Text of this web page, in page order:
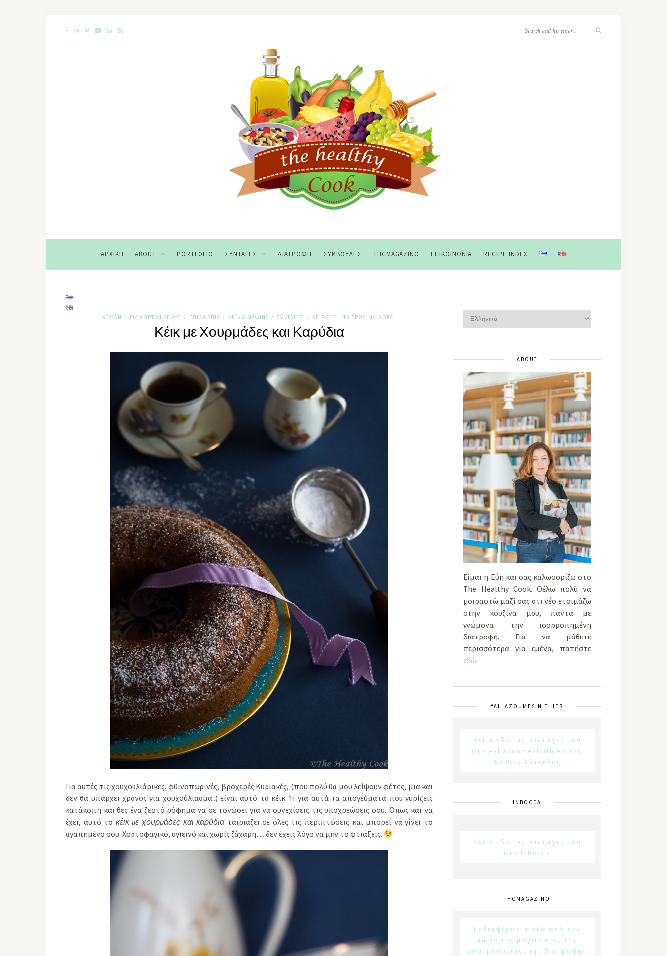
ΑΡΧΙΚΉ ABOUT PORTFOLIO ΣΥΝΤΑΓΈΣ ΔΙΑΤΡΟΦΉ ΣΥΜΒΟΥΛΈΣ THCMAGAZINO ΕΠΙΚΟΙΝΩΝΊΑ RECIPE INDEX
VEGAN / ΓΙΑ ΧΟΡΤΟΦΆΓΟΥΣ / ΕΠΙΔΌΡΠΙΑ / ΚΈΙΚ & ΜΆΦΙΝΣ / ΣΥΝΤΑΓΈΣ / ΧΕΙΡΟΠΟΊΗΤΑ ΒΡΏΣΙΜΑ ΔΏΡΑ
Κέικ με Χουρμάδες και Καρύδια
Για αυτές τις χουχουλιάρικες, φθινοπωρινές, βροχερές Κυριακές, (που πολύ θα μου λείψουν φέτος, μια και
δεν θα υπάρχει χρόνος για χουχούλιασμα..) είναι αυτό το κέικ. Ή για αυτά τα απογεύματα που γυρίζεις
κατάκοπη και θες ένα ζεστό ρόφημα να σε τονώσει για να συνεχίσεις τις υποχρεώσεις σου. Όπως και να
έχει, αυτό το κέικ με χουρμάδες και καρύδιαταιριάζει σε όλες τις περιπτώσεις και μπορεί να γίνει το
αγαπημένο σου. Χορτοφαγικό, υγιεινό και χωρίς ζάχαρη… δεν έχεις λόγο να μην το φτιάξεις.
ABOUT
Είμαι η Εύη και σας καλωσορίζω στο
The Healthy Cook. Θέλω πολύ να
μοιραστώ μαζί σας ότι νέο ετοιμάζω
στην κουζίνα μου, πάντα με
γνώμονα την ισορροπημένη
διατροφή. Για να μάθετε
περισσότερα για εμένα, πατήστε
εδώ.
#ALLAZOUMESINITHIES
Δείτε εδώ τις συνταγές μου
στο #allazoumesinithies της
ΑΒ Βασιλόπουλος
INBOCCA
Δείτε εδώ τις συνταγές μου
στο inBocca
THCMAGAZINO
Ενδιαφέροντα νέα από τον
χώρο της μαγειρικής, της
γαστρονομίας, της διατροφής